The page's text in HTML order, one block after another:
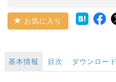
お気に入り
基本情報 目次 ダウンロード